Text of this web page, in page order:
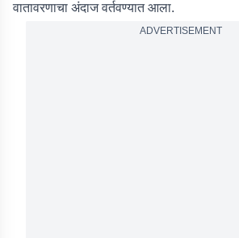
वातावरणाचा अंदाज वर्तवण्यात आला.
ADVERTISEMENT